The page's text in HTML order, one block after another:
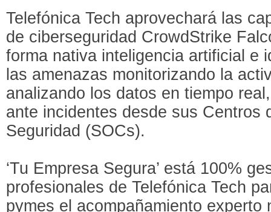
Telefónica Tech aprovechará las
de ciberseguridad CrowdStrike
forma nativa inteligencia artificial e
las amenazas monitorizando la
analizando los datos en tiempo
ante incidentes desde sus Centros
Seguridad (SOCs).
‘Tu Empresa Segura’ está 100%
profesionales de Telefónica Tech
pymes el acompañamiento experto